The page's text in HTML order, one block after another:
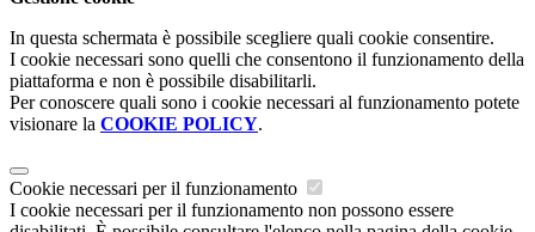
In questa schermata è possibile scegliere quali cookie consentire.
I cookie necessari sono quelli che consentono il funzionamento della
piattaforma e non è possibile disabilitarli.
Per conoscere quali sono i cookie necessari al funzionamento potete
visionare la COOKIE POLICY.
Cookie necessari per il funzionamento
I cookie necessari per il funzionamento non possono essere